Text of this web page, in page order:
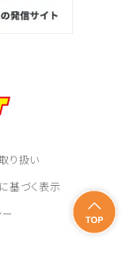
り扱い
基づく表示